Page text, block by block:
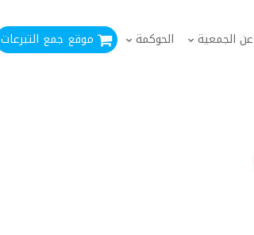
عن الجمعية الحوكمة موقع جمع التبرعات